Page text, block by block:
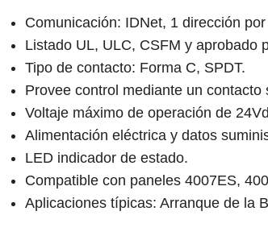
Comunicación: IDNet, 1 dirección
Listado UL, ULC, CSFM y aprobado
Tipo de contacto: Forma C, SPDT.
Provee control mediante un contacto
Voltaje máximo de operación de
Alimentación eléctrica y datos
LED indicador de estado.
Compatible con paneles 4007ES,
Aplicaciones típicas: Arranque de la